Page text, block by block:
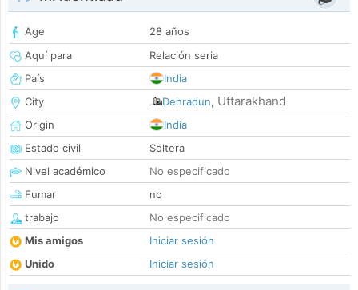
Age
28 años
Aquí para
Relación seria
País
India
City
Dehradun, Uttarakhand
Origin
India
Estado civil
Soltera
Nivel académico
No especificado
Fumar
no
trabajo
No especificado
Mis amigos
Iniciar sesión
Unido
Iniciar sesión